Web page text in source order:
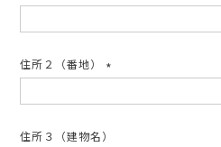
須)
住所２（番地）
須)
住所３（建物名）